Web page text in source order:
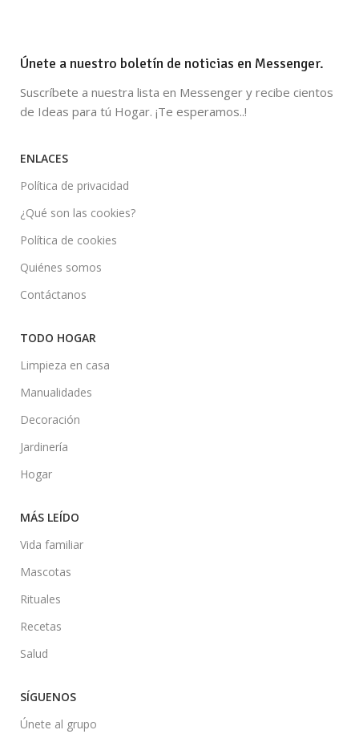
Únete a nuestro boletín de noticias en Messenger.
Suscríbete a nuestra lista en Messenger y recibe cientos
de Ideas para tú Hogar. ¡Te esperamos..!
ENLACES
Política de privacidad
¿Qué son las cookies?
Política de cookies
Quiénes somos
Contáctanos
TODO HOGAR
Limpieza en casa
Manualidades
Decoración
Jardinería
Hogar
MÁS LEÍDO
Vida familiar
Mascotas
Rituales
Recetas
Salud
SÍGUENOS
Únete al grupo